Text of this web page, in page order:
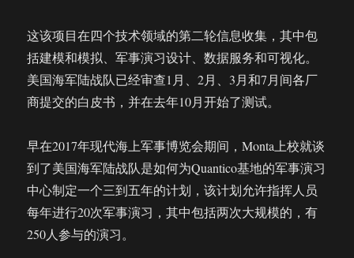
这该项目在四个技术领域的第二轮信息收集，其中包
括建模和模拟、军事演习设计、数据服务和可视化。
美国海军陆战队已经审查1月、2月、3月和7月间各厂
商提交的白皮书，并在去年10月开始了测试。
早在2017年现代海上军事博览会期间，Monta上校就谈
到了美国海军陆战队是如何为Quantico基地的军事演习
中心制定一个三到五年的计划，该计划允许指挥人员
每年进行20次军事演习，其中包括两次大规模的，有
250人参与的演习。